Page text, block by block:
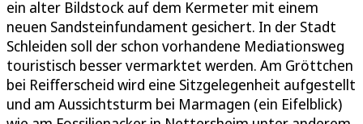
ein alter Bildstock auf dem Kermeter mit einem
neuen Sandsteinfundament gesichert. In der Stadt
Schleiden soll der schon vorhandene Mediationsweg
touristisch besser vermarktet werden. Am Gröttchen
bei Reifferscheid wird eine Sitzgelegenheit aufgestellt
und am Aussichtsturm bei Marmagen (ein Eifelblick)